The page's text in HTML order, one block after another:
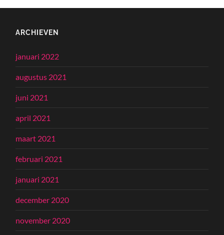
ARCHIEVEN
januari 2022
augustus 2021
juni 2021
april 2021
maart 2021
februari 2021
januari 2021
december 2020
november 2020